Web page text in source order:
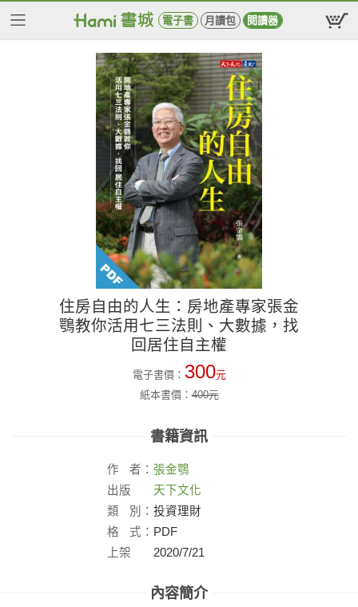
電子書 月讀包 閱讀器
住房自由的人生：房地產專家張金
鶚教你活用七三法則、大數據，找
回居住自主權
電子書價： 300元
紙本書價：400元
書籍資訊
作 者： 張金鶚
出版
社：
天下文化
類
別： 投資理財
格
式： PDF
上架
2020/7/21
內容簡介